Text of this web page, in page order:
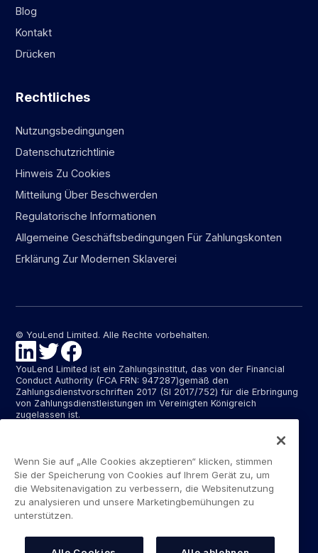
Blog
Kontakt
Drücken
Rechtliches
Nutzungsbedingungen
Datenschutzrichtlinie
Hinweis Zu Cookies
Mitteilung Über Beschwerden
Regulatorische Informationen
Allgemeine Geschäftsbedingungen Für Zahlungskonten
Erklärung Zur Modernen Sklaverei
© YouLend Limited. Alle Rechte vorbehalten.
YouLend Limited ist ein Zahlungsinstitut, das von der Financial
Conduct Authority (FCA FRN: 947287)gemäß den
Zahlungsdienstvorschriften 2017 (SI 2017/752) für die Erbringung
von Zahlungsdienstleistungen im Vereinigten Königreich
zugelassen ist.
YouLend ApS ist ein Zahlungsinstitut, das von der dänischen
Erbringung von Zahlungsdienstleistungen zugelassen ist und
diese Zahlungsdienstleistungen in Dänemark sowie in
Deutschland und Frankreich im Rahmen des EU-Passporting-
Systems erbringt.
Die von YouLend Limited und YouLend ApS angebotenen
Abrechnungskonten für Händler, die von YouLend kontrolliert
Wenn Sie auf „Alle Cookies akzeptieren“ klicken, stimmen
Sie der Speicherung von Cookies auf Ihrem Gerät zu, um
die Websitenavigation zu verbessern, die Websitenutzung
zu analysieren und unsere Marketingbemühungen zu
unterstützen.